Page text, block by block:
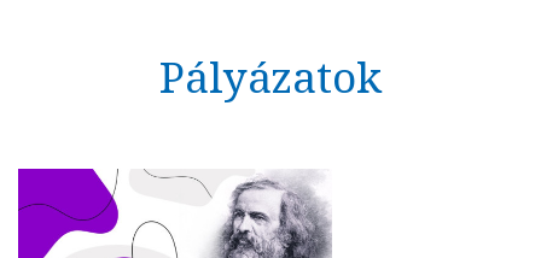
Pályázatok